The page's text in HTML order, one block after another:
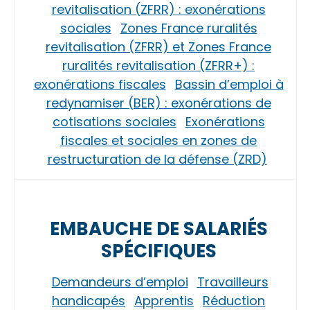
revitalisation (ZFRR) : exonérations
sociales Zones France ruralités
revitalisation (ZFRR) et Zones France
ruralités revitalisation (ZFRR+) :
exonérations fiscales Bassin d’emploi à
redynamiser (BER) : exonérations de
cotisations sociales Exonérations
fiscales et sociales en zones de
restructuration de la défense (ZRD)
EMBAUCHE DE SALARIÉS
SPÉCIFIQUES
Demandeurs d’emploi Travailleurs
handicapés Apprentis Réduction